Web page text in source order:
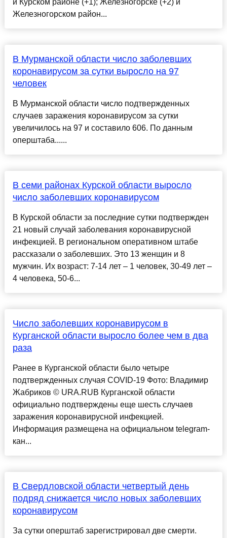
и Курском районе (+1); Железногорске (+2) и
Железногорском район...
В Мурманской области число заболевших
коронавирусом за сутки выросло на 97
человек
В Мурманской области число подтвержденных
случаев заражения коронавирусом за сутки
увеличилось на 97 и составило 606. По данным
оперштаба......
В семи районах Курской области выросло
число заболевших коронавирусом
В Курской области за последние сутки подтвержден
21 новый случай заболевания коронавирусной
инфекцией. В региональном оперативном штабе
рассказали о заболевших. Это 13 женщин и 8
мужчин. Их возраст: 7-14 лет – 1 человек, 30-49 лет –
4 человека, 50-6...
Число заболевших коронавирусом в
Курганской области выросло более чем в два
раза
Ранее в Курганской области было четыре
подтвержденных случая COVID-19 Фото: Владимир
Жабриков © URA.RUВ Курганской области
официально подтверждены еще шесть случаев
заражения коронавирусной инфекцией.
Информация размещена на официальном telegram-
кан...
В Свердловской области четвертый день
подряд снижается число новых заболевших
коронавирусом
За сутки оперштаб зарегистрировал две смерти.